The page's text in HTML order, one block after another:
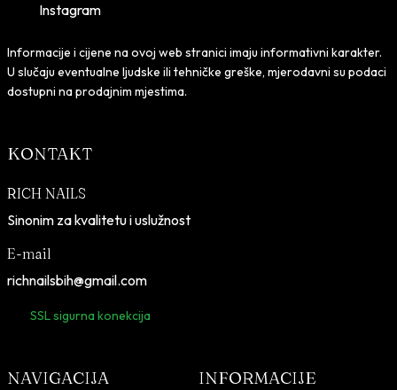
Instagram
Informacije i cijene na ovoj web stranici imaju informativni karakter.
U slučaju eventualne ljudske ili tehničke greške, mjerodavni su podaci
dostupni na prodajnim mjestima.
KONTAKT
RICH NAILS
Sinonim za kvalitetu i uslužnost
E-mail
richnailsbih@gmail.com
SSL sigurna konekcija
NAVIGACIJA INFORMACIJE